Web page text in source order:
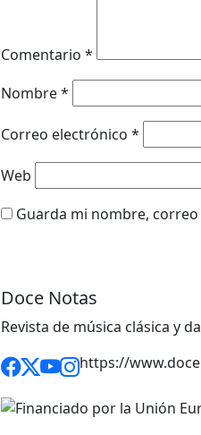
Comentario *
Nombre*
Correo electrónico *
Web
Guarda mi nombre,
Doce Notas
Revista de música clásica y
https://